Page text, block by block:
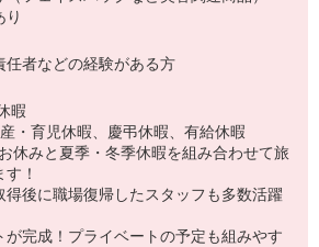
り
任者などの経験がある方
暇
・育児休暇、慶弔休暇、有給休暇
休みと夏季・冬季休暇を組み合わせて旅
！
後に職場復帰したスタッフも多数活躍
完成！プライベートの予定も組みやす